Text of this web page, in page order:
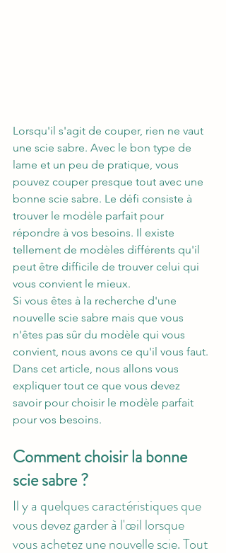
Lorsqu'il s'agit de couper, rien ne vaut
une scie sabre. Avec le bon type de
lame et un peu de pratique, vous
pouvez couper presque tout avec une
bonne scie sabre. Le défi consiste à
trouver le modèle parfait pour
répondre à vos besoins. Il existe
tellement de modèles différents qu'il
peut être difficile de trouver celui qui
vous convient le mieux.
Si vous êtes à la recherche d'une
nouvelle scie sabre mais que vous
n'êtes pas sûr du modèle qui vous
convient, nous avons ce qu'il vous faut.
Dans cet article, nous allons vous
expliquer tout ce que vous devez
savoir pour choisir le modèle parfait
pour vos besoins.
Comment choisir la bonne
scie sabre ?
Il y a quelques caractéristiques que
vous devez garder à l'œil lorsque
vous achetez une nouvelle scie. Tout